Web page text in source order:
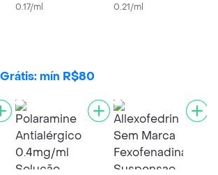
Caixa 1 Frasco 120ml
0.17/ml
mg)
0.21/ml
mín R$80